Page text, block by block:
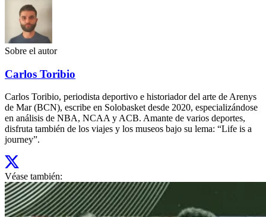
Sobre el autor
Carlos Toribio
Carlos Toribio, periodista deportivo e historiador del arte de Arenys
de Mar (BCN), escribe en Solobasket desde 2020, especializándose
en análisis de NBA, NCAA y ACB. Amante de varios deportes,
disfruta también de los viajes y los museos bajo su lema: “Life is a
journey”.
Véase también: